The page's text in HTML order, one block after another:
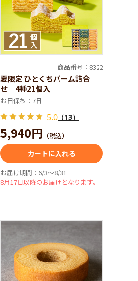
商品番号：8322
夏限定 ひとくちバーム詰合
せ 4種21個入
お日保ち：7日
5.0 （13）
5,940円 （税込）
カートに入れる
お届け期間：6/3～8/31
8月17日以降のお届けとなります。